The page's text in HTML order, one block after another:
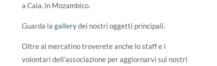
a Caia, in Mozambico.
Guarda la gallerydei nostri oggetti principali.
Oltre al mercatino troverete anche lo staff e i
volontari dell’associazione per aggiornarvi sui nostri